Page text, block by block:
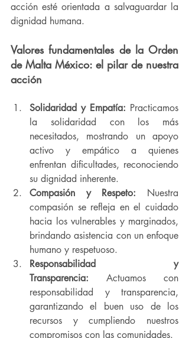
acción esté orientada a salvaguardar la
dignidad humana.
Valores fundamentales de la Orden
de Malta México: el pilar de nuestra
acción
Solidaridad y Empatía: Practicamos
la solidaridad con los más
necesitados, mostrando un apoyo
activo y empático a quienes
enfrentan dificultades, reconociendo
su dignidad inherente.
Compasión y Respeto: Nuestra
compasión se refleja en el cuidado
hacia los vulnerables y marginados,
brindando asistencia con un enfoque
humano y respetuoso.
Responsabilidad y
Transparencia: Actuamos con
responsabilidad y transparencia,
garantizando el buen uso de los
recursos y cumpliendo nuestros
compromisos con las comunidades.